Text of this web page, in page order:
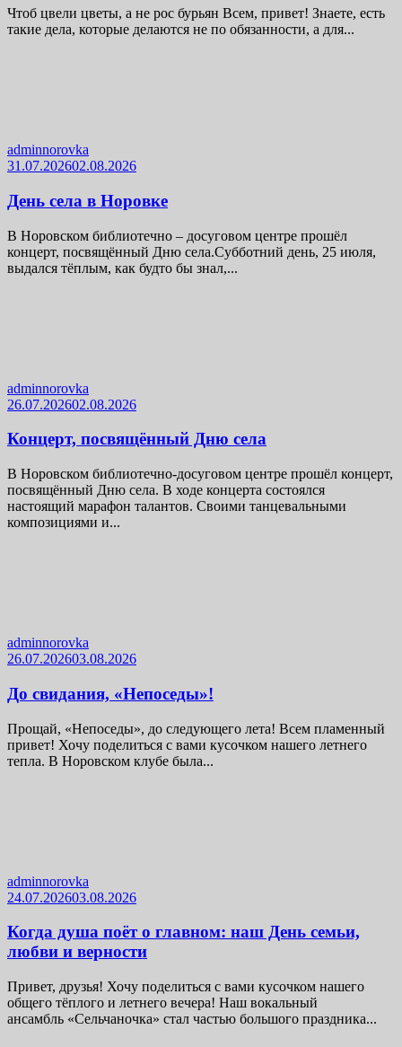
Чтоб цвели цветы, а не рос бурьян Всем, привет! Знаете, есть
такие дела, которые делаются не по обязанности, а для...
adminnorovka
31.07.202602.08.2026
День села в Норовке
В Норовском библиотечно – досуговом центре прошёл
концерт, посвящённый Дню села.Субботний день, 25 июля,
выдался тёплым, как будто бы знал,...
adminnorovka
26.07.202602.08.2026
Концерт, посвящённый Дню села
В Норовском библиотечно-досуговом центре прошёл концерт,
посвящённый Дню села. В ходе концерта состоялся
настоящий марафон талантов. Своими танцевальными
композициями и...
adminnorovka
26.07.202603.08.2026
До свидания, «Непоседы»!
Прощай, «Непоседы», до следующего лета! Всем пламенный
привет! Хочу поделиться с вами кусочком нашего летнего
тепла. В Норовском клубе была...
adminnorovka
24.07.202603.08.2026
Когда душа поёт о главном: наш День семьи,
любви и верности
Привет, друзья! Хочу поделиться с вами кусочком нашего
общего тёплого и летнего вечера! Наш вокальный
ансамбль «Сельчаночка» стал частью большого праздника...